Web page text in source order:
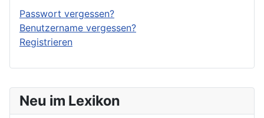
Neu im Lexikon
Passwort vergessen?
Benutzername vergessen?
Registrieren